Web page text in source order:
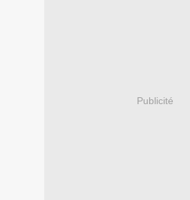
Publicité